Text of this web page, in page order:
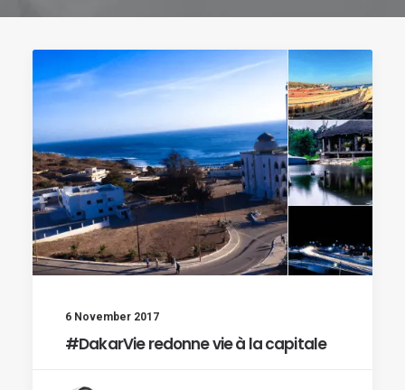
6 November 2017
#DakarVie redonne vie à la capitale